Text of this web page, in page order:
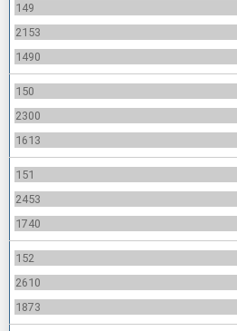
149
2153
1490
150
2300
1613
151
2453
1740
152
2610
1873